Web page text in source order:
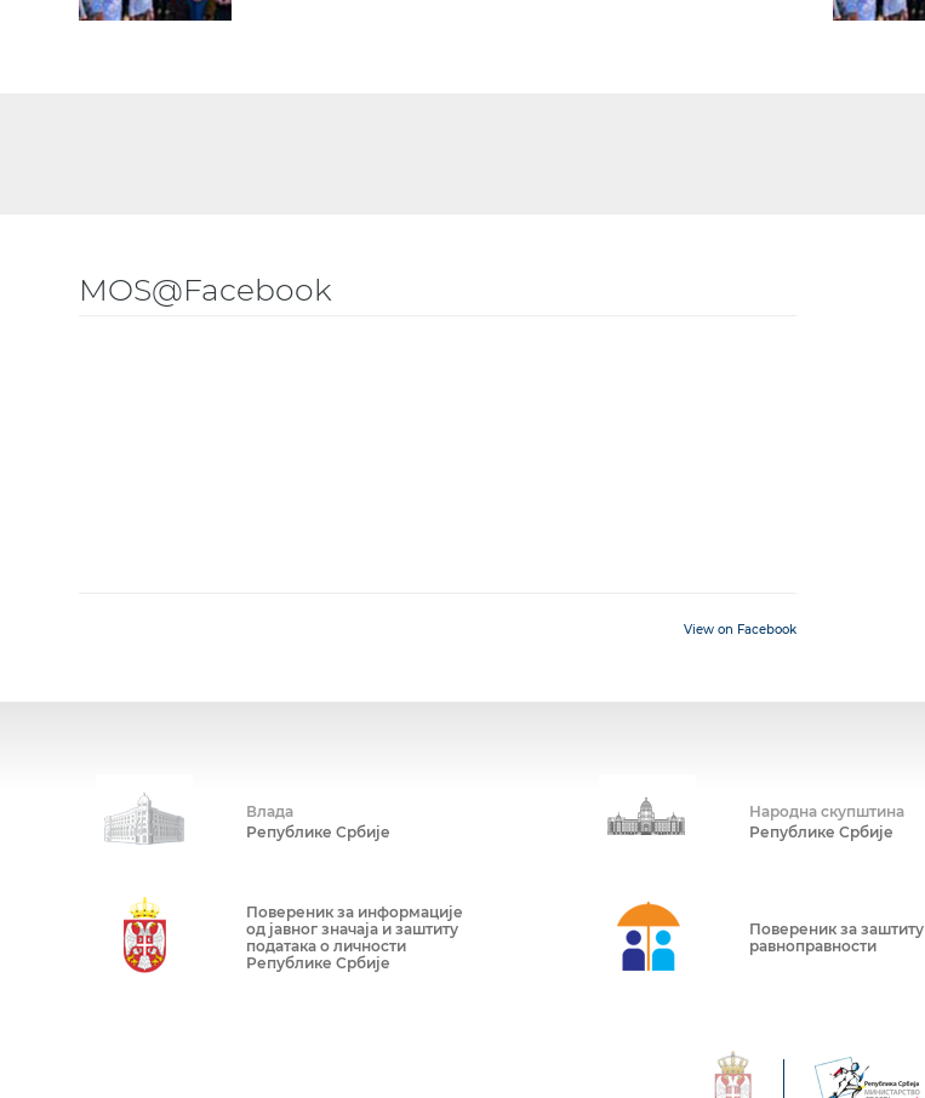
MOS@Facebook
View on Facebook
Влада
Републике Србије
Народна скупштина
Републике Србије
Повереник за информације
од јавног значаја и заштиту
података о личности
Републике Србије
Повереник за заштиту
равноправности